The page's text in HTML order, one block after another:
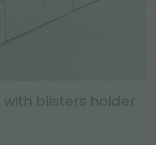
blisters holder